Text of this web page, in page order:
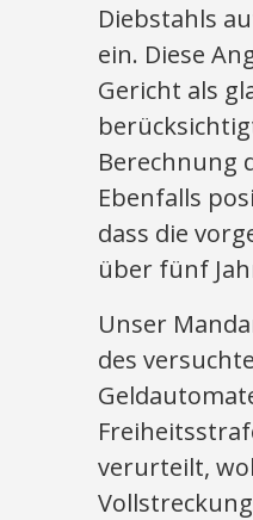
Diebstahls
ein. Diese
Gericht als
Berechnung
Ebenfalls
dass die
über fünf
Unser
des
verurteilt,